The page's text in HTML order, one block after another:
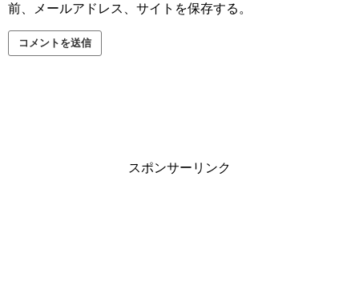
前、メールアドレス、サイトを保存する。
スポンサーリンク